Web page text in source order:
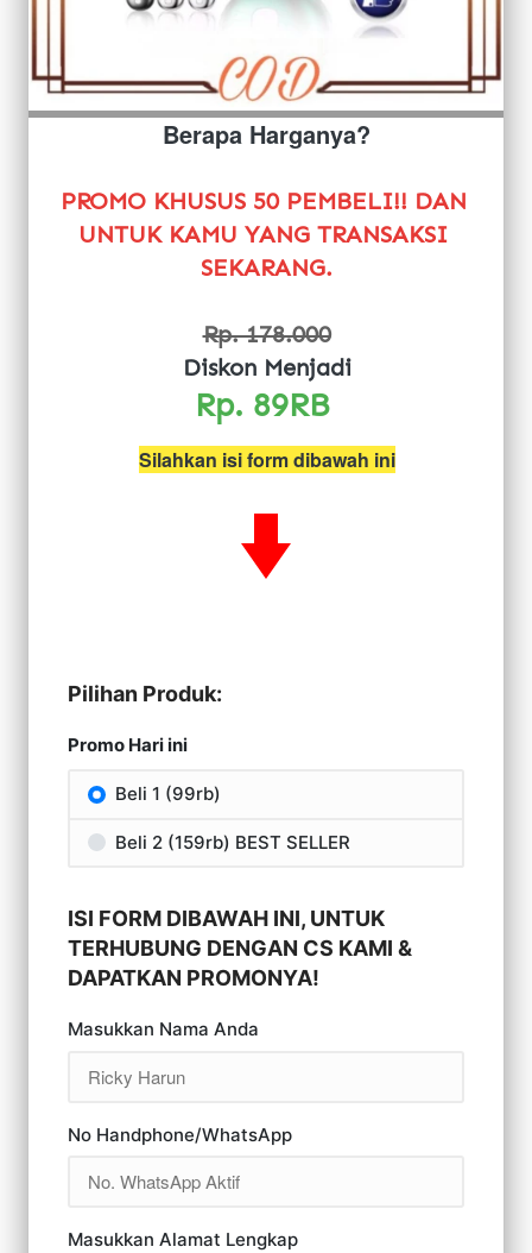
Berapa Harganya?
PROMO KHUSUS 50 PEMBELI!! DAN
UNTUK KAMU YANG TRANSAKSI
SEKARANG.
Rp. 178.000
Diskon Menjadi
Rp. 89RB
Silahkan isi form dibawah ini
Pilihan Produk:
Promo Hari ini
Beli 1 (99rb)
Beli 2 (159rb) BEST SELLER
ISI FORM DIBAWAH INI, UNTUK
TERHUBUNG DENGAN CS KAMI &
DAPATKAN PROMONYA!
Masukkan Nama Anda
No Handphone/WhatsApp
Masukkan Alamat Lengkap